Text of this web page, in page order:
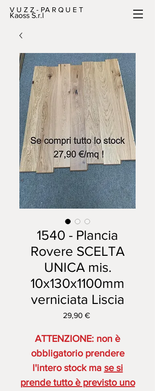
V U Z Z - PA R Q U E T
Kaoss S.r.l
1540 - Plancia
Rovere SCELTA
UNICA mis.
10x130x1100mm
verniciata Liscia
29,90 €Prezzo
ATTENZIONE: non è
obbligatorio prendere
l'intero stock ma se si
prende tutto è previsto uno